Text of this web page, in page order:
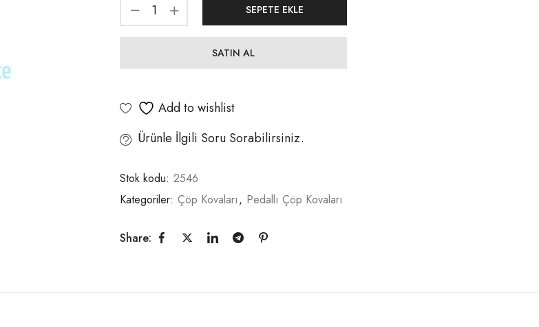
SEPETE EKLE
SATIN AL
Add to wishlist
Ürünle İlgili Soru Sorabilirsiniz.
Stok kodu: 2546
Kategoriler: Çöp Kovaları , Pedallı Çöp Kovaları
Share: